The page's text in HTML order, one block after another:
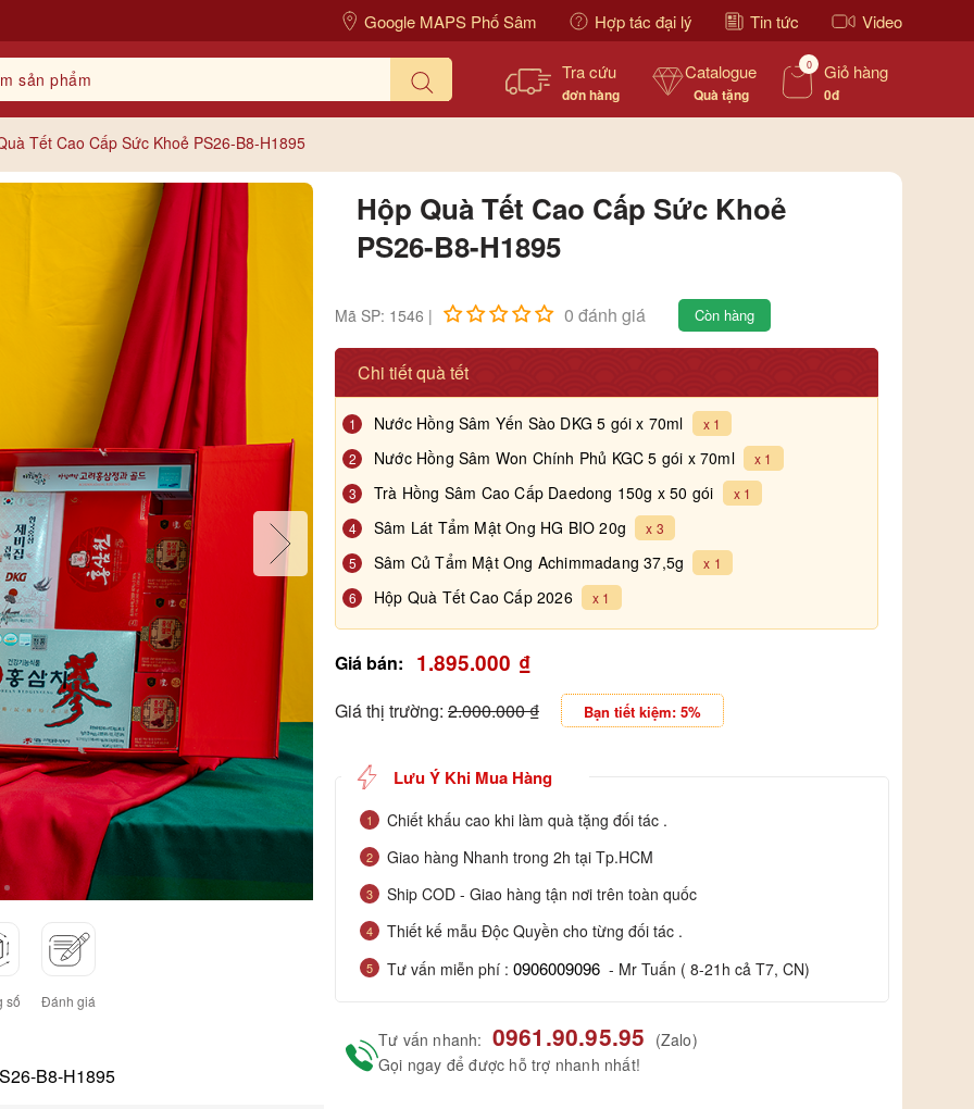
Google MAPS Phố Sâm Hợp tác đại lý Tin tức Video
Tra cứu
đơn hàng
Catalogue
Quà tặng
0 Giỏ hàng
0đ
Tết Cao Cấp Sức Khoẻ PS26-B8-H1895
số Đánh giá
B8-H1895
Hộp Quà Tết Cao Cấp Sức Khoẻ
PS26-B8-H1895
Mã SP: 1546 | 0 đánh giá Còn hàng
Chi tiết quà tết
1 Nước Hồng Sâm Yến Sào DKG 5 gói x 70ml
x 1
2
Nước Hồng Sâm Won Chính Phủ KGC 5 gói x 70ml
x 1
3
Trà Hồng Sâm Cao Cấp Daedong 150g x 50 gói
x 1
4
Sâm Lát Tẩm Mật Ong HG BIO 20g
x 3
5
Sâm Củ Tẩm Mật Ong Achimmadang 37,5g
x 1
6
Hộp Quà Tết Cao Cấp 2026 x 1
Giá bán: 1.895.000 ₫
Giá thị trường: 2.000.000₫ Bạn tiết kiệm: 5%
Lưu Ý Khi Mua Hàng
1 Chiết khấu cao khi làm quà tặng đối tác .
2 Giao hàng Nhanh trong 2h tại Tp.HCM
3 Ship COD - Giao hàng tận nơi trên toàn quốc
4 Thiết kế mẫu Độc Quyền cho từng đối tác .
5 Tư vấn miễn phí : 0906009096 - Mr Tuấn ( 8-21h cả T7, CN)
Tư vấn nhanh: 0961.90.95.95 (Zalo)
Gọi ngay để được hỗ trợ nhanh nhất!